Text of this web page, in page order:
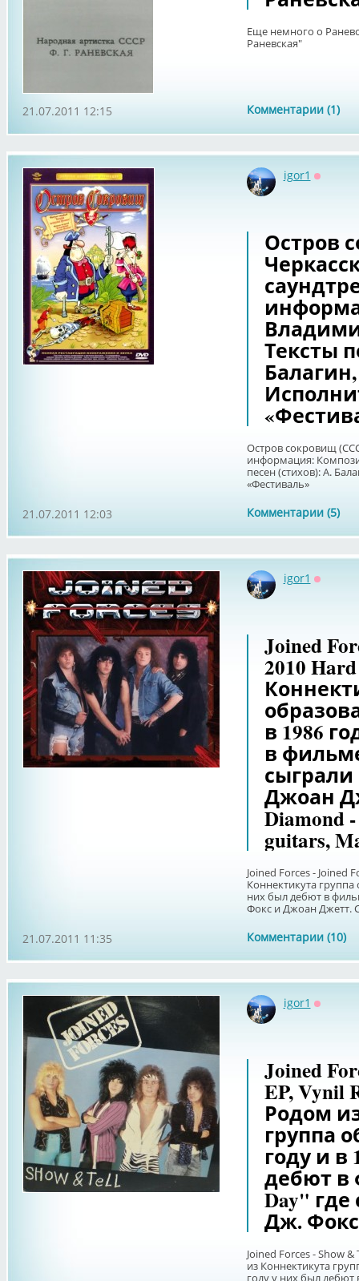
Еще немного о
Раневская"
Комментарии (1)
21.07.2011 12:15
igor1
Остров
Тексты
Остров сокровищ
информация:
песен (стихов): А.
«Фестиваль»
Комментарии (5)
21.07.2011 12:03
igor1
Joined
2010
в 1986
в
Джоан
Diamond
guitars,
Joined Forces - Joined
Коннектикута группа
них был дебют в
Фокс и Джоан Джетт.
Комментарии (10)
21.07.2011 11:35
igor1
Joined
EP, Vynil
Родом
группа
году и в
дебют в
Day"
Дж.
Joined Forces - Show
из Коннектикута
году у них был дебют